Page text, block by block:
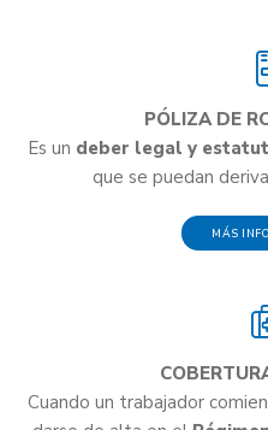
PÓLIZA DE
Es un deber legal y
que se puedan
MÁS
Cuando un trabajador